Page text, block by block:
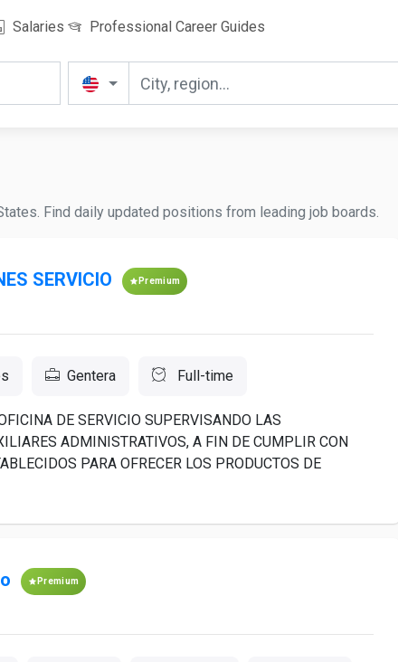
Salaries Professional Career Guides
Find daily updated positions from leading job boards.
SERVICIO Premium
Gentera Full-time
DE SERVICIO SUPERVISANDO LAS
ADMINISTRATIVOS, A FIN DE CUMPLIR CON
PARA OFRECER LOS PRODUCTOS DE
Premium